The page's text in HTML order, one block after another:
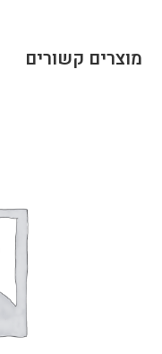
מוצרים קשורים